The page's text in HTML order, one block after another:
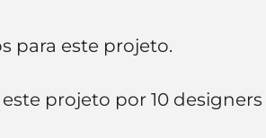
para este projeto.
projeto por 10 designers